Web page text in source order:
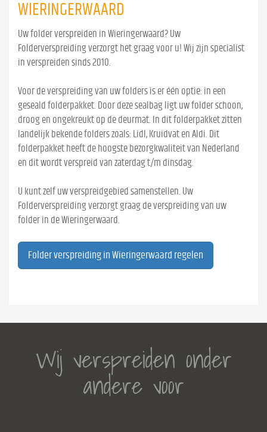
WIERINGERWAARD
Uw folder verspreiden in Wieringerwaard? Uw
Folderverspreiding verzorgt het graag voor u! Wij zijn specialist
in verspreiden sinds 2010.
Voor de verspreiding van uw folders is er één optie: in een
geseald folderpakket. Door deze sealbag ligt uw folder schoon,
droog en ongekreukt op de deurmat. In dit folderpakket zitten
landelijk bekende folders zoals: Lidl, Kruidvat en Aldi. Dit
folderpakket heeft de hoogste bezorgkwaliteit van Nederland
en dit wordt verspreid van zaterdag t/m dinsdag.
U kunt zelf uw verspreidgebied samenstellen. Uw
Folderverspreiding verzorgt graag de verspreiding van uw
folder in de Wieringerwaard.
Folder verspreiding in Wieringerwaard regelen
Wij verspreiden onder
andere voor